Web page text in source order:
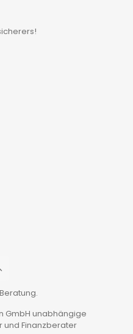
GmbH unabhängige
Finanzberater